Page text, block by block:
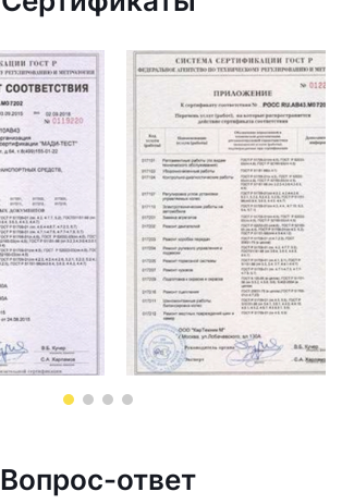
Вопрос-ответ